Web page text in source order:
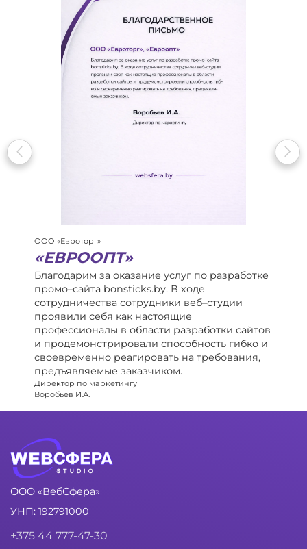
ООО «Евроторг»
«ЕВРООПТ»
Благодарим за оказание услуг по разработке
промо–сайта bonsticks.by. В ходе
сотрудничества сотрудники веб–студии
проявили себя как настоящие
профессионалы в области разработки сайтов
и продемонстрировали способность гибко и
своевременно реагировать на требования,
предъявляемые заказчиком.
Директор по маркетингу
Воробьев И.А.
ООО «ВебСфера»
УНП: 192791000
+375 44 777-47-30